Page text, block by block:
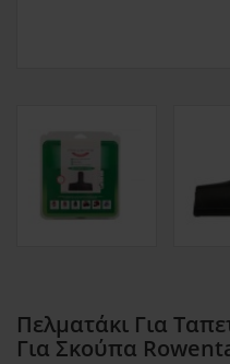
Πελματάκι Για
Για Σκούπα